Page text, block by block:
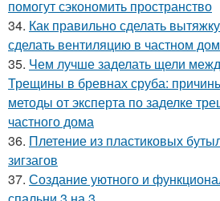
помогут сэкономить пространство
34. Как правильно сделать
сделать вентиляцию в частном
35. Чем лучше заделать щели
Трещины в бревнах сруба:
методы от эксперта по заделке
частного дома
36. Плетение из пластиковых
зигзагов
37. Создание уютного и